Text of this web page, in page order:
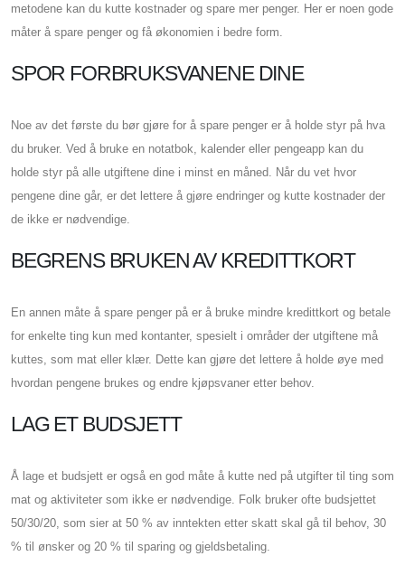
metodene kan du kutte kostnader og spare mer penger. Her er noen gode
måter å spare penger og få økonomien i bedre form.
SPOR FORBRUKSVANENE DINE
Noe av det første du bør gjøre for å spare penger er å holde styr på hva
du bruker. Ved å bruke en notatbok, kalender eller pengeapp kan du
holde styr på alle utgiftene dine i minst en måned. Når du vet hvor
pengene dine går, er det lettere å gjøre endringer og kutte kostnader der
de ikke er nødvendige.
BEGRENS BRUKEN AV KREDITTKORT
En annen måte å spare penger på er å bruke mindre kredittkort og betale
for enkelte ting kun med kontanter, spesielt i områder der utgiftene må
kuttes, som mat eller klær. Dette kan gjøre det lettere å holde øye med
hvordan pengene brukes og endre kjøpsvaner etter behov.
LAG ET BUDSJETT
Å lage et budsjett er også en god måte å kutte ned på utgifter til ting som
mat og aktiviteter som ikke er nødvendige. Folk bruker ofte budsjettet
50/30/20, som sier at 50 % av inntekten etter skatt skal gå til behov, 30
% til ønsker og 20 % til sparing og gjeldsbetaling.